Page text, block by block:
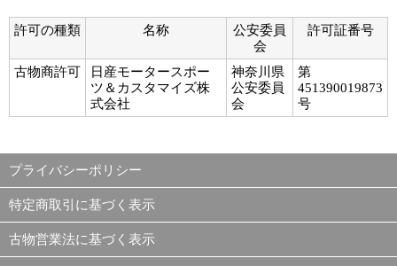
許可の種類 名称
公安委員
会
許可証番号
古物商許可
日産モータースポー
ツ＆カスタマイズ株
式会社
神奈川県
公安委員
会
第
451390019873
号
プライバシーポリシー
特定商取引に基づく表示
古物営業法に基づく表示